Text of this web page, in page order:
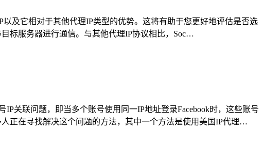
以及它相对于其他代理IP类型的优势。这将有助于您更好地评估是否选
标服务器进行通信。与其他代理IP协议相比，Soc…
关联问题，即当多个账号使用同一IP地址登录Facebook时，这些账号
正在寻找解决这个问题的方法，其中一个方法是使用美国IP代理…